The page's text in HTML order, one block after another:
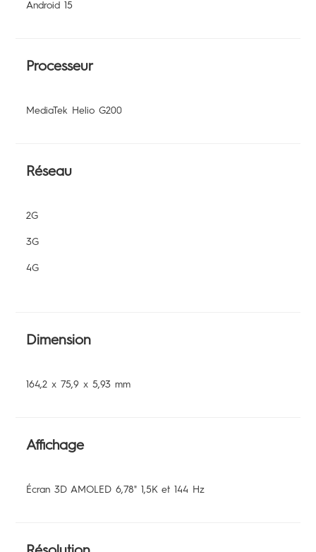
Assistance
Communauté
Android 15
Processeur
MediaTek Helio G200
Réseau
2G
3G
4G
Dimension
164,2 x 75,9 x 5,93 mm
Affichage
Écran 3D AMOLED 6,78" 1,5K et 144 Hz